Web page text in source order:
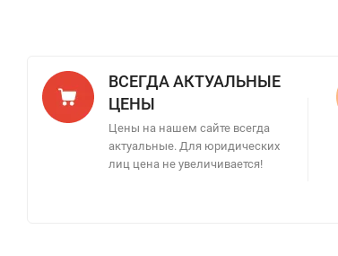
ВСЕГДА АКТУАЛЬНЫЕ
ЦЕНЫ
Цены на нашем сайте всегда
актуальные. Для юридических
лиц цена не увеличивается!